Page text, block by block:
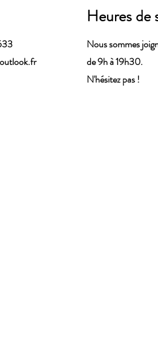
Heures de
Nous sommes
de 9h à 19h30.
N'hésitez pas !